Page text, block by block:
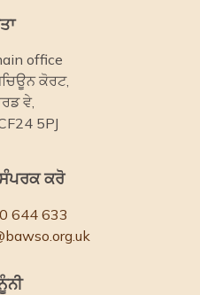
office
ਕੋਰਟ,
ਵੇ,
5PJ
ਕਰੋ
644 633